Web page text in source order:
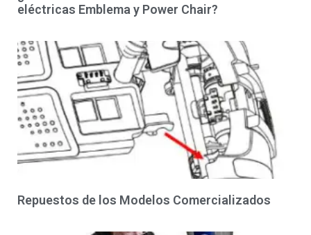
eléctricas Emblema y Power Chair?
Repuestos de los Modelos Comercializados